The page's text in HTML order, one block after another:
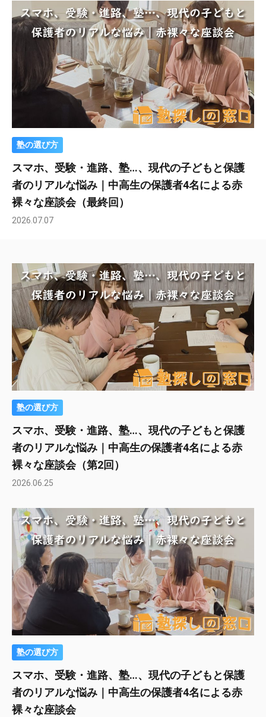
塾の選び方
スマホ、受験・進路、塾…、現代の子どもと保護
者のリアルな悩み｜中高生の保護者4名による赤
裸々な座談会（最終回）
2026.07.07
塾の選び方
スマホ、受験・進路、塾…、現代の子どもと保護
者のリアルな悩み｜中高生の保護者4名による赤
裸々な座談会（第2回）
2026.06.25
塾の選び方
スマホ、受験・進路、塾…、現代の子どもと保護
者のリアルな悩み｜中高生の保護者4名による赤
裸々な座談会